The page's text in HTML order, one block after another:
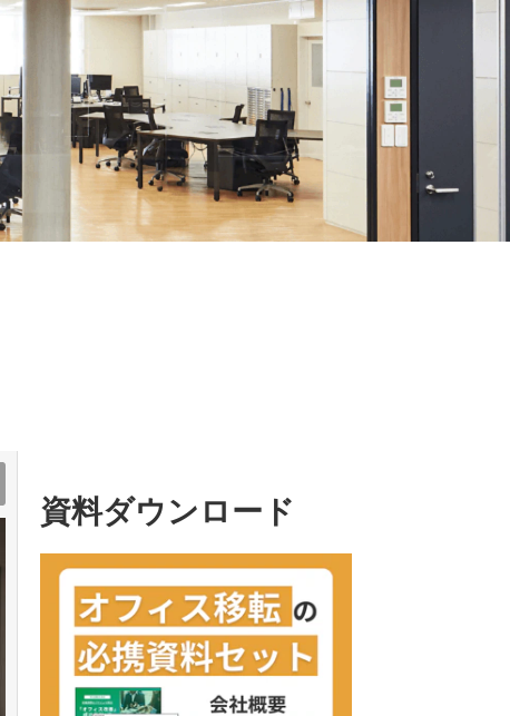
資料ダウンロード